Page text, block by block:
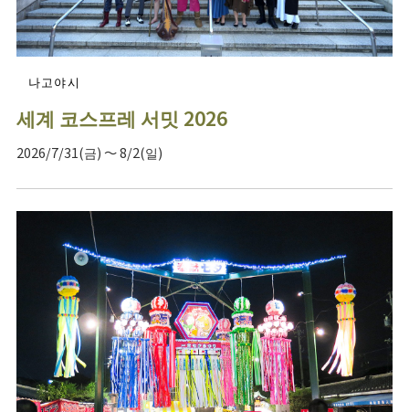
나고야시
세계 코스프레 서밋 2026
2026/7/31(금) ～ 8/2(일)